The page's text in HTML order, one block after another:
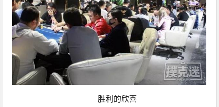
胜利的欣喜